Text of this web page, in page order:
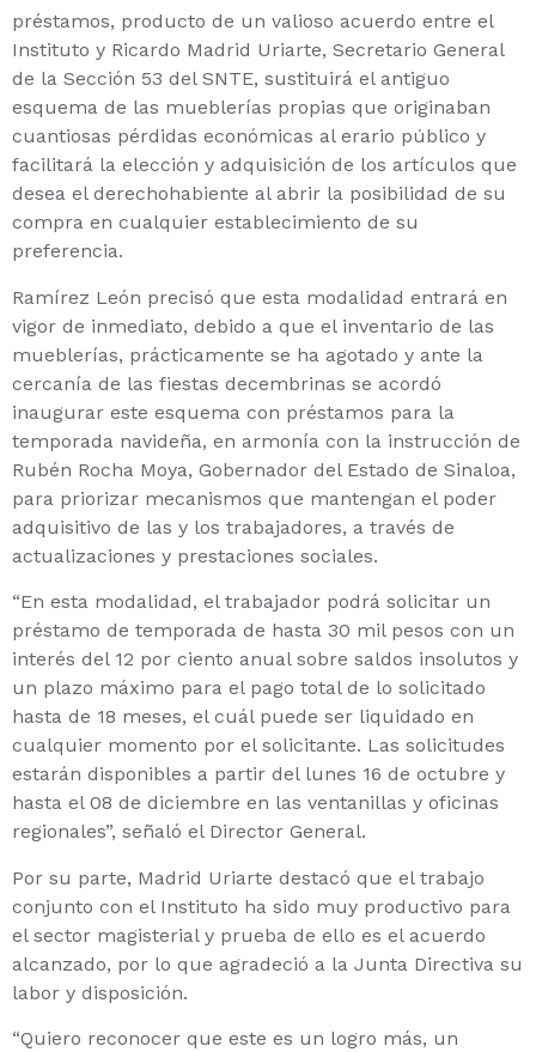
préstamos, producto de un valioso acuerdo entre el
Instituto y Ricardo Madrid Uriarte, Secretario General
de la Sección 53 del SNTE, sustituirá el antiguo
esquema de las mueblerías propias que originaban
cuantiosas pérdidas económicas al erario público y
facilitará la elección y adquisición de los artículos que
desea el derechohabiente al abrir la posibilidad de su
compra en cualquier establecimiento de su
preferencia.
Ramírez León precisó que esta modalidad entrará en
vigor de inmediato, debido a que el inventario de las
mueblerías, prácticamente se ha agotado y ante la
cercanía de las fiestas decembrinas se acordó
inaugurar este esquema con préstamos para la
temporada navideña, en armonía con la instrucción de
Rubén Rocha Moya, Gobernador del Estado de Sinaloa,
para priorizar mecanismos que mantengan el poder
adquisitivo de las y los trabajadores, a través de
actualizaciones y prestaciones sociales.
“En esta modalidad, el trabajador podrá solicitar un
préstamo de temporada de hasta 30 mil pesos con un
interés del 12 por ciento anual sobre saldos insolutos y
un plazo máximo para el pago total de lo solicitado
hasta de 18 meses, el cuál puede ser liquidado en
cualquier momento por el solicitante. Las solicitudes
estarán disponibles a partir del lunes 16 de octubre y
hasta el 08 de diciembre en las ventanillas y oficinas
regionales”, señaló el Director General.
Por su parte, Madrid Uriarte destacó que el trabajo
conjunto con el Instituto ha sido muy productivo para
el sector magisterial y prueba de ello es el acuerdo
alcanzado, por lo que agradeció a la Junta Directiva su
labor y disposición.
“Quiero reconocer que este es un logro más, un